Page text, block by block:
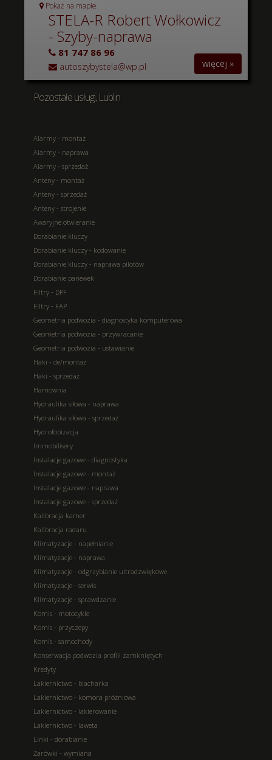
Pokaż na mapie
STELA-R Robert Wołkowicz
- Szyby-naprawa
81 747 86 96
autoszybystela@wp.pl więcej »
Pozostałe usługi, Lublin
Alarmy - montaż
Alarmy - naprawa
Alarmy - sprzedaż
Anteny - montaż
Anteny - sprzedaż
Anteny - strojenie
Awaryjne otwieranie
Dorabianie kluczy
Dorabianie kluczy - kodowanie
Dorabianie kluczy - naprawa pilotów
Dorabianie panewek
Filtry - DPF
Filtry - FAP
Geometria podwozia - diagnostyka komputerowa
Geometria podwozia - przywracanie
Geometria podwozia - ustawianie
Haki - de/montaż
Haki - sprzedaż
Hamownia
Hydraulika siłowa - naprawa
Hydraulika siłowa - sprzedaż
Hydrofobizacja
Immobilisery
Instalacje gazowe - diagnostyka
Instalacje gazowe - montaż
Instalacje gazowe - naprawa
Instalacje gazowe - sprzedaż
Kalibracja kamer
Kalibracja radaru
Klimatyzacje - napełnianie
Klimatyzacje - naprawa
Klimatyzacje - odgrzybianie ultradzwiękowe
Klimatyzacje - serwis
Klimatyzacje - sprawdzanie
Komis - motocykle
Komis - przyczepy
Komis - samochody
Konserwacja podwozia profili zamkniętych
Kredyty
Lakiernictwo - blacharka
Lakiernictwo - komora próżniowa
Lakiernictwo - lakierowanie
Lakiernictwo - laweta
Linki - dorabianie
Żarówki - wymiana